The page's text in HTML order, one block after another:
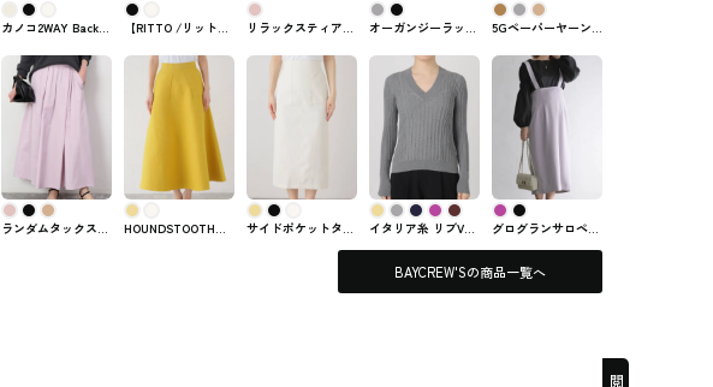
カノコ2WAY Back開
BAYCREW'Sで購入
できるトップス
【RITTO /リット】
BAYCREW'Sで購入
できるSLOBE IÉNA
のスカート
リラックスティアー
BAYCREW'Sで購入
できるSLOBE IÉNA
のスカート
オーガンジーラップ
BAYCREW'Sで購入
できるスカート
5GペーパーヤーンV
BAYCREW'S
ランダムタックスカ
HOUNDSTOOTH
サイドポケットタイ
イタリア糸 リブVネ
ックプルオーバー
BAYCREW'Sの
グログランサロペッ
トスカート
BAYCREW'Sで購入
BAYCREW'Sの商品一覧へ